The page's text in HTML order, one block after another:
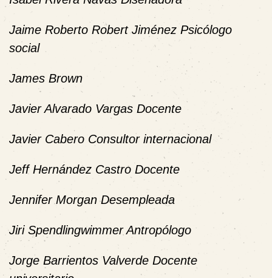
Jaime Roberto Robert Jiménez Psicólogo
social
James Brown
Javier Alvarado Vargas Docente
Javier Cabero Consultor internacional
Jeff Hernández Castro Docente
Jennifer Morgan Desempleada
Jiri Spendlingwimmer Antropólogo
Jorge Barrientos Valverde Docente